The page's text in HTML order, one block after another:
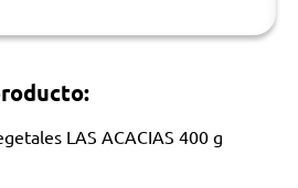
LAS ACACIAS 400 g